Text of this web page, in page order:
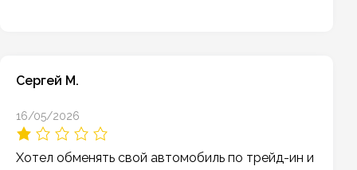
Сергей М.
16/05/2026
Хотел обменять свой автомобиль по трейд-ин и